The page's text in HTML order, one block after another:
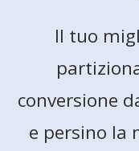
Il tuo
conversione
e persino la